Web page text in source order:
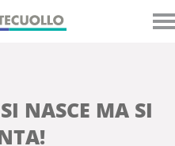
NASCE MA SI